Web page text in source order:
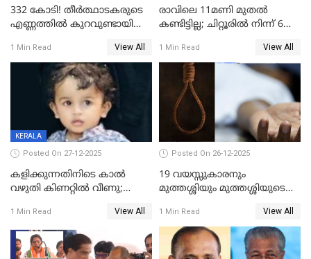
332 കോടി! തീർത്ഥാടകരുടെ
എണ്ണത്തിൽ കുറവുണ്ടായിട്ടും
കുതിച്ചുയരുന്നു
1 Min Read View All
രാവിലെ 11മണി മുതൽ
കണ്ടിട്ടില്ല; ചിറ്റൂരിൽ നിന്ന് 6
1 Min Read View All
KERALA
Posted On 27-12-2025
കളിക്കുന്നതിനിടെ കാൽ
വഴുതി കിണറ്റിൽ വീണു;
ദാരുണാന്ത്യം
1 Min Read View All
Posted On 26-12-2025
19 വയസ്സുകാരനും
മുത്തശ്ശിയും മുത്തശ്ശിയുടെ
മരിച്ചനിലയിൽ
1 Min Read View All